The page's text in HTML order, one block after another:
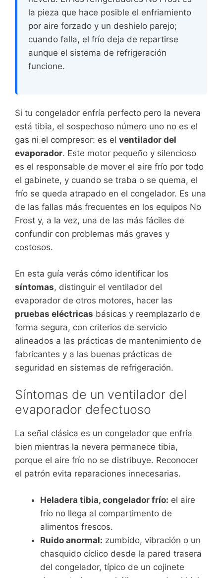
la pieza que hace posible el enfriamiento
por aire forzado y un deshielo parejo;
cuando falla, el frío deja de repartirse
aunque el sistema de refrigeración
funcione.
Si tu congelador enfría perfecto pero la nevera
está tibia, el sospechoso número uno no es el
gas ni el compresor: es el ventilador del
evaporador. Este motor pequeño y silencioso
es el responsable de mover el aire frío por todo
el gabinete, y cuando se traba o se quema, el
frío se queda atrapado en el congelador. Es una
de las fallas más frecuentes en los equipos No
Frost y, a la vez, una de las más fáciles de
confundir con problemas más graves y
costosos.
En esta guía verás cómo identificar los
síntomas, distinguir el ventilador del
evaporador de otros motores, hacer las
pruebas eléctricas básicas y reemplazarlo de
forma segura, con criterios de servicio
alineados a las prácticas de mantenimiento de
fabricantes y a las buenas prácticas de
seguridad en sistemas de refrigeración.
Síntomas de un ventilador del
evaporador defectuoso
La señal clásica es un congelador que enfría
bien mientras la nevera permanece tibia,
porque el aire frío no se distribuye. Reconocer
el patrón evita reparaciones innecesarias.
Heladera tibia, congelador frío: el aire
frío no llega al compartimento de
alimentos frescos.
Ruido anormal: zumbido, vibración o un
chasquido cíclico desde la pared trasera
del congelador, típico de un cojinete